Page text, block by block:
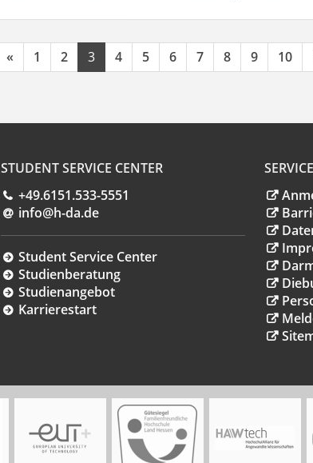
« 1 2 3 4 5 6 7 8 9 10
STUDENT SERVICE CENTER
+49.6151.533-5551
info@h-da.de
Student Service Center
Studienberatung
Studienangebot
Karrierestart
SERVICE